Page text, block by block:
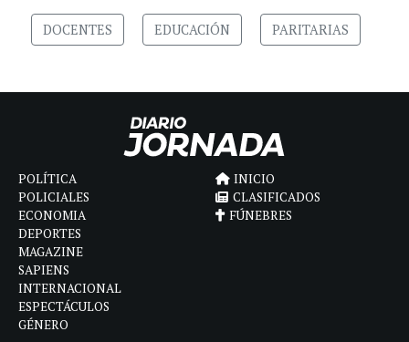
DOCENTES EDUCACIÓN PARITARIAS
POLÍTICA
POLICIALES
ECONOMIA
DEPORTES
MAGAZINE
SAPIENS
INTERNACIONAL
ESPECTÁCULOS
GÉNERO
INICIO
CLASIFICADOS
FÚNEBRES